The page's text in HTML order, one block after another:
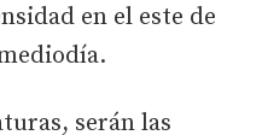
en el este de
serán las